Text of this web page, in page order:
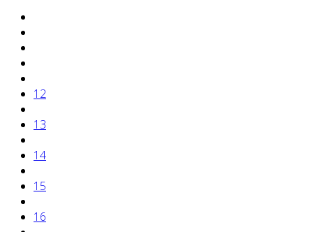
12
13
14
15
16